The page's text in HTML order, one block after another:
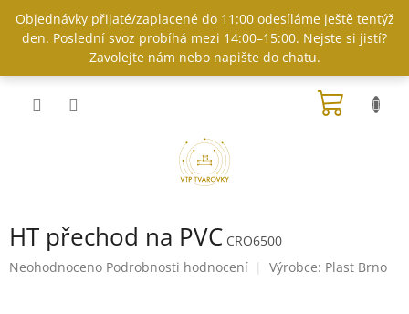
obsah
Objednávky přijaté/zaplacené do 11:00 odesíláme ještě tentýž
den. Poslední svoz probíhá mezi 14:00–15:00. Nejste si jistí?
Zavolejte nám nebo napište do chatu.
HT přechod na PVC CRO6500
Průměrné
Neohodnoceno Podrobnosti hodnocení Výrobce: Plast Brno